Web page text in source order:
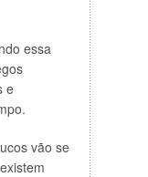
essa
e
vão se